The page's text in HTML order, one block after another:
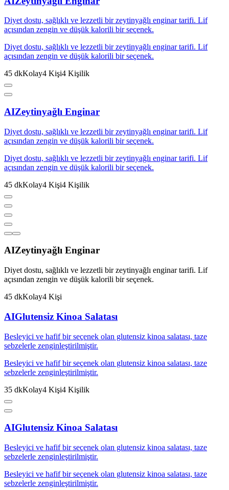
Diyet dostu, sağlıklı ve lezzetli bir zeytinyağlı enginar tarifi. Lif
açısından zengin ve düşük kalorili bir seçenek.
Diyet dostu, sağlıklı ve lezzetli bir zeytinyağlı enginar tarifi. Lif
açısından zengin ve düşük kalorili bir seçenek.
45 dkKolay4 Kişi4 Kişilik
AIZeytinyağlı Enginar
Diyet dostu, sağlıklı ve lezzetli bir zeytinyağlı enginar tarifi. Lif
açısından zengin ve düşük kalorili bir seçenek.
Diyet dostu, sağlıklı ve lezzetli bir zeytinyağlı enginar tarifi. Lif
açısından zengin ve düşük kalorili bir seçenek.
45 dkKolay4 Kişi4 Kişilik
AIZeytinyağlı Enginar
Diyet dostu, sağlıklı ve lezzetli bir zeytinyağlı enginar tarifi. Lif
açısından zengin ve düşük kalorili bir seçenek.
45 dkKolay4 Kişi
AIGlutensiz Kinoa Salatası
Besleyici ve hafif bir seçenek olan glutensiz kinoa salatası, taze
sebzelerle zenginleştirilmiştir.
Besleyici ve hafif bir seçenek olan glutensiz kinoa salatası, taze
sebzelerle zenginleştirilmiştir.
35 dkKolay4 Kişi4 Kişilik
AIGlutensiz Kinoa Salatası
Besleyici ve hafif bir seçenek olan glutensiz kinoa salatası, taze
sebzelerle zenginleştirilmiştir.
Besleyici ve hafif bir seçenek olan glutensiz kinoa salatası, taze
sebzelerle zenginleştirilmiştir.